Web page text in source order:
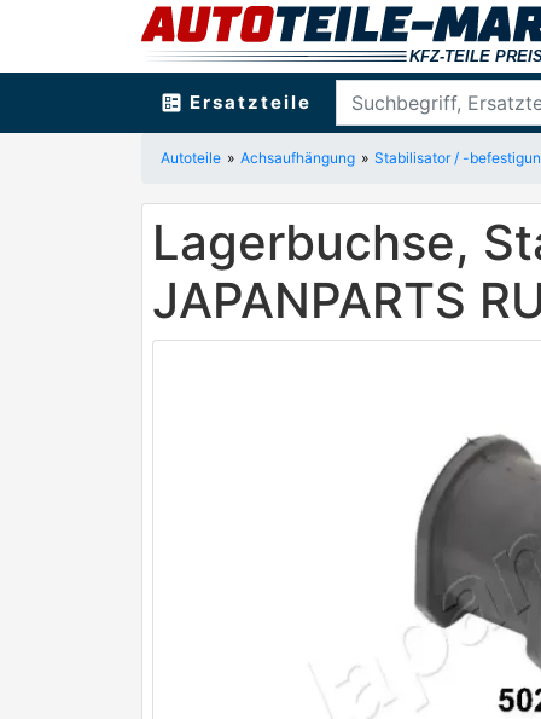
ballot Ersatzteile
Autoteile Achsaufhängung Stabilisator / -
Lagerbuchse,
JAPANPARTS